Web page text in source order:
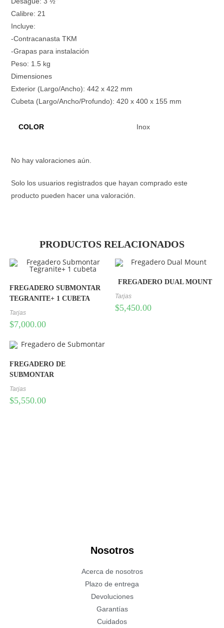
Calibre: 21
Incluye:
-Contracanasta TKM
-Grapas para instalación
Peso: 1.5 kg
Dimensiones
Exterior (Largo/Ancho): 442 x 422 mm
Cubeta (Largo/Ancho/Profundo): 420 x 400 x 155 mm
COLOR Inox
No hay valoraciones aún.
Solo los usuarios registrados que hayan comprado este
producto pueden hacer una valoración.
PRODUCTOS RELACIONADOS
FREGADERO SUBMONTAR
TEGRANITE+ 1 CUBETA
Tarjas
$7,000.00
FREGADERO DUAL MOUNT
Tarjas
$5,450.00
FREGADERO DE
SUBMONTAR
Tarjas
$5,550.00
Nosotros
Acerca de nosotros
Plazo de entrega
Devoluciones
Garantías
Cuidados